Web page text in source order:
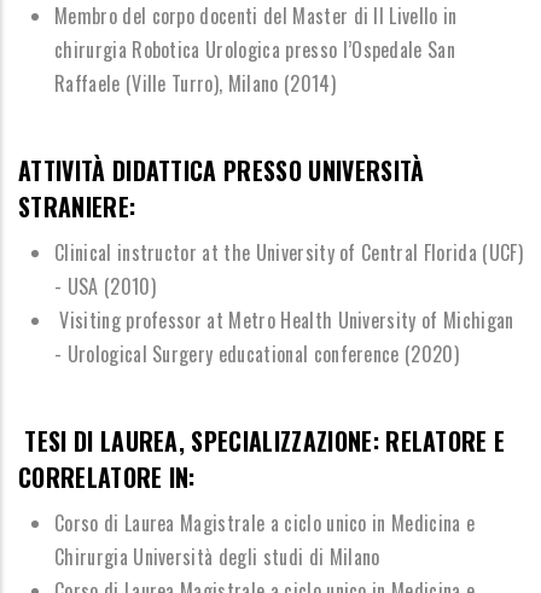
Membro del corpo docenti del Master di II Livello in
chirurgia Robotica Urologica presso l’Ospedale San
Raffaele (Ville Turro), Milano (2014)
ATTIVITÀ DIDATTICA PRESSO UNIVERSITÀ
STRANIERE:
Clinical instructor at the University of Central Florida (UCF)
- USA (2010)
Visiting professor at Metro Health University of Michigan
- Urological Surgery educational conference (2020)
TESI DI LAUREA, SPECIALIZZAZIONE: RELATORE E
CORRELATORE IN:
Corso di Laurea Magistrale a ciclo unico in Medicina e
Chirurgia Università degli studi di Milano